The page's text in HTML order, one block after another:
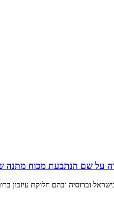
על שם הנתבעת מכוח מתנה
וברוסיה ובהם חלוקת עיזבון